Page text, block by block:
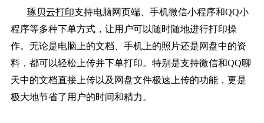
琢贝云打印支持电脑网页端、手机微信小程序和QQ小
程序等多种下单方式，让用户可以随时随地进行打印操
作。无论是电脑上的文档、手机上的照片还是网盘中的资
料，都可以轻松上传并下单打印。特别是支持微信和QQ聊
天中的文档直接上传以及网盘文件极速上传的功能，更是
极大地节省了用户的时间和精力。